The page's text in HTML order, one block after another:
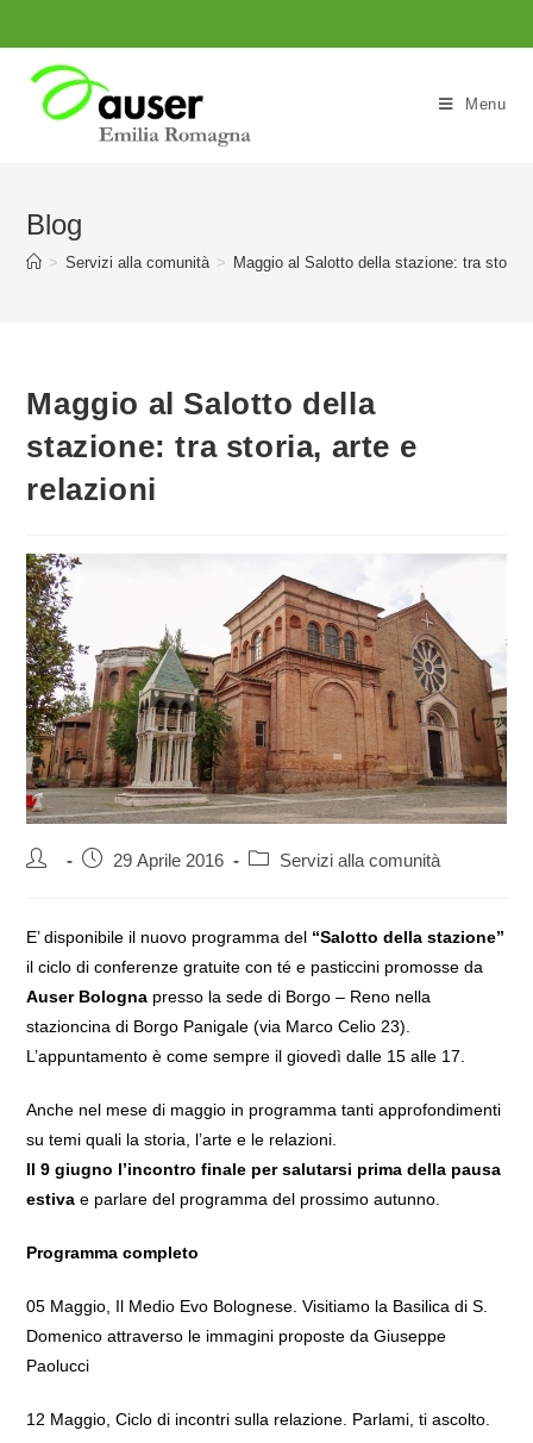
contenuto
Menu
Blog
> Servizi alla comunità > Maggio al Salotto della stazione: tra
Maggio al Salotto della
stazione: tra storia, arte e
relazioni
Autore Articolo29 Aprile 2016
Categoria
Servizi alla comunità
E’ disponibile il nuovo programma del “Salotto della stazione”
il ciclo di conferenze gratuite con té e pasticcini promosse da
Auser Bologna presso la sede di Borgo – Reno nella
stazioncina di Borgo Panigale (via Marco Celio 23).
L’appuntamento è come sempre il giovedì dalle 15 alle 17.
Anche nel mese di maggio in programma tanti approfondimenti
su temi quali la storia, l’arte e le relazioni.
Il 9 giugno l’incontro finale per salutarsi prima della pausa
estiva e parlare del programma del prossimo autunno.
Programma completo
05 Maggio, Il Medio Evo Bolognese. Visitiamo la Basilica di S.
Domenico attraverso le immagini proposte da Giuseppe
Paolucci
12 Maggio, Ciclo di incontri sulla relazione. Parlami, ti ascolto.